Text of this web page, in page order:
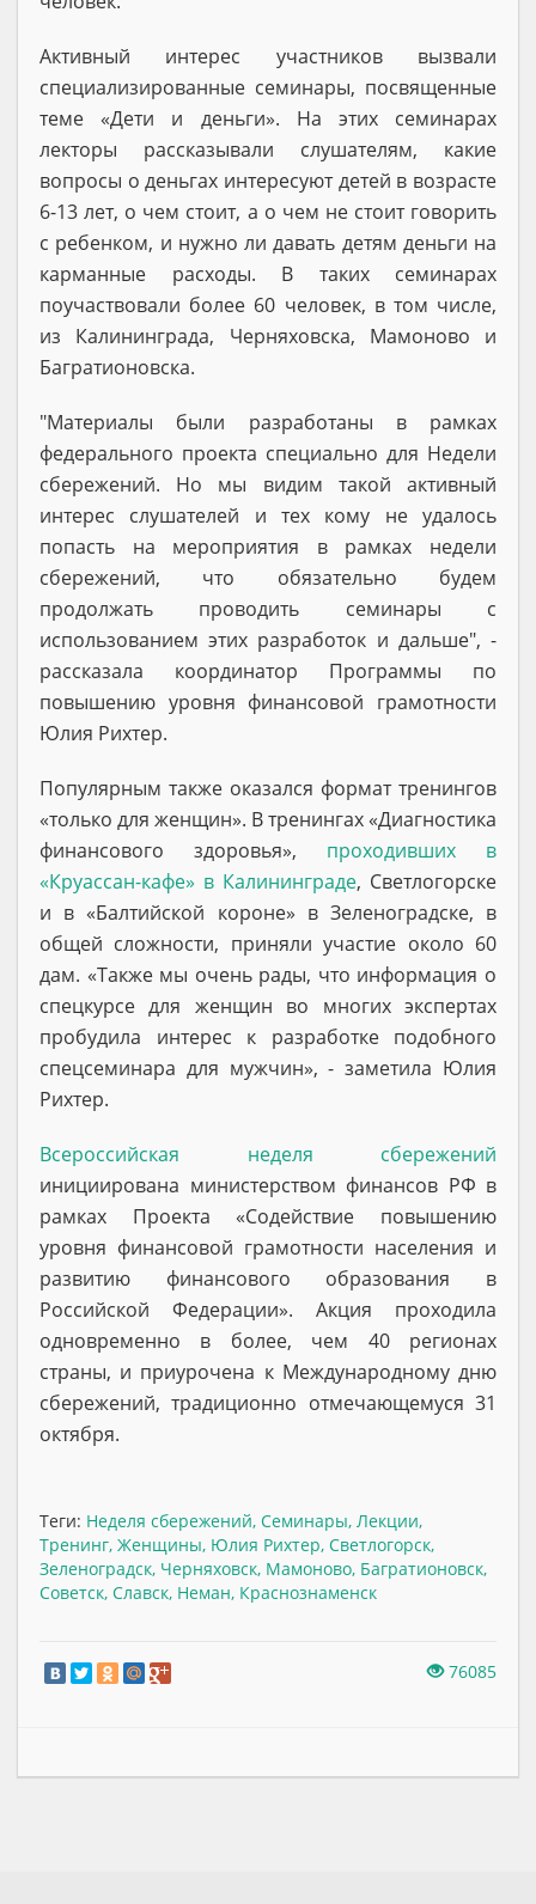
Активный интерес участников вызвали
специализированные семинары, посвященные
теме «Дети и деньги». На этих семинарах
лекторы рассказывали слушателям, какие
вопросы о деньгах интересуют детей в возрасте
6-13 лет, о чем стоит, а о чем не стоит говорить
с ребенком, и нужно ли давать детям деньги на
карманные расходы. В таких семинарах
поучаствовали более 60 человек, в том числе,
из Калининграда, Черняховска, Мамоново и
Багратионовска.
"Материалы были разработаны в рамках
федерального проекта специально для Недели
сбережений. Но мы видим такой активный
интерес слушателей и тех кому не удалось
попасть на мероприятия в рамках недели
сбережений, что обязательно будем
продолжать проводить семинары с
использованием этих разработок и дальше", -
рассказала координатор Программы по
повышению уровня финансовой грамотности
Юлия Рихтер.
Популярным также оказался формат тренингов
«только для женщин». В тренингах «Диагностика
финансового здоровья», проходивших в
«Круассан-кафе» в Калининграде, Светлогорске
и в «Балтийской короне» в Зеленоградске, в
общей сложности, приняли участие около 60
дам. «Также мы очень рады, что информация о
спецкурсе для женщин во многих экспертах
пробудила интерес к разработке подобного
спецсеминара для мужчин», - заметила Юлия
Рихтер.
Всероссийская неделя сбережений
инициирована министерством финансов РФ в
рамках Проекта «Содействие повышению
уровня финансовой грамотности населения и
развитию финансового образования в
Российской Федерации». Акция проходила
одновременно в более, чем 40 регионах
страны, и приурочена к Международному дню
сбережений, традиционно отмечающемуся 31
октября.
Теги: Неделя сбережений, Семинары, Лекции,
Тренинг, Женщины, Юлия Рихтер, Светлогорск,
Зеленоградск, Черняховск, Мамоново, Багратионовск,
Советск, Славск, Неман, Краснознаменск
76085